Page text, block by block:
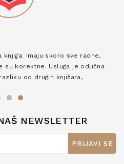
knjiga. Imaju skoro sve radne,
su korektne. Usluga je odlična
od drugih knjižara,
NEWSLETTER
PRIJAVI SE